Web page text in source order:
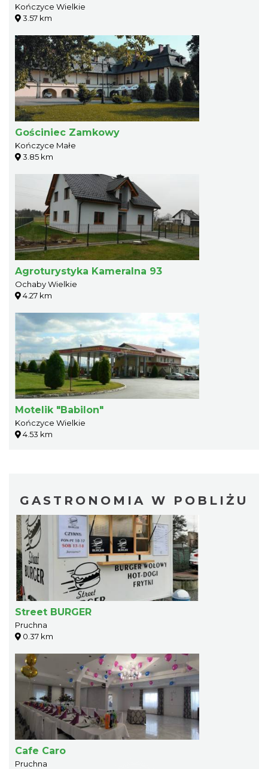
Kończyce Wielkie
3.57 km
Gościniec Zamkowy
Kończyce Małe
3.85 km
Agroturystyka Kameralna 93
Ochaby Wielkie
4.27 km
Motelik "Babilon"
Kończyce Wielkie
4.53 km
GASTRONOMIA W POBLIŻU
Street BURGER
Pruchna
0.37 km
Cafe Caro
Pruchna